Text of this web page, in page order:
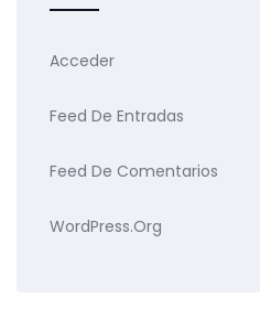
Acceder
Feed De Entradas
Feed De Comentarios
WordPress.org